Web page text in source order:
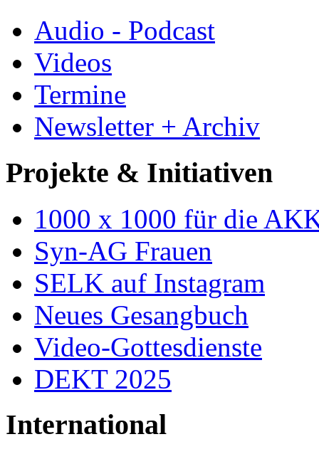
Audio - Podcast
Videos
Termine
Newsletter + Archiv
Projekte & Initiativen
1000 x 1000 für die
Syn-AG Frauen
SELK auf Instagram
Neues Gesangbuch
Video-Gottesdienste
DEKT 2025
International